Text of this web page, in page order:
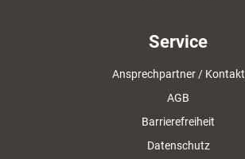
Service
Ansprechpartner / Kontakt
AGB
Barrierefreiheit
Datenschutz